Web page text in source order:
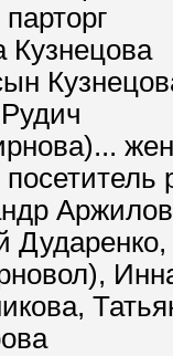
Кузнецова